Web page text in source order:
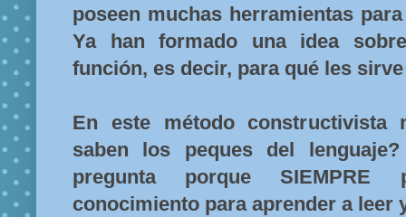
poseen muchas herramientas
Ya han formado una idea
función, es decir, para qué les
En este método constructivista
saben los peques del
pregunta porque SIEMPRE
conocimiento para aprender a leer